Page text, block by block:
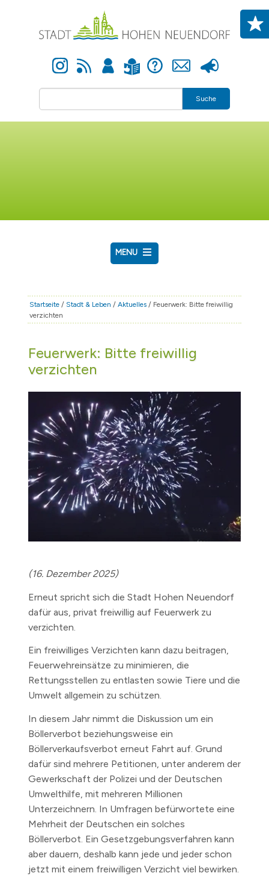
Instagram Newsfeed Anmelden Leichte Sprache Hilfe Kontakt Presse
Suche
MENU
RATHAUS & POLITIK
BÜRGERSERVICE
Startseite /Stadt & Leben /Aktuelles / Feuerwerk: Bitte freiwillig
verzichten
Feuerwerk: Bitte freiwillig
verzichten
(16. Dezember 2025)
Erneut spricht sich die Stadt Hohen Neuendorf
dafür aus, privat freiwillig auf Feuerwerk zu
verzichten.
Ein freiwilliges Verzichten kann dazu beitragen,
Feuerwehreinsätze zu minimieren, die
Rettungsstellen zu entlasten sowie Tiere und die
Umwelt allgemein zu schützen.
In diesem Jahr nimmt die Diskussion um ein
Böllerverbot beziehungsweise ein
Böllerverkaufsverbot erneut Fahrt auf. Grund
dafür sind mehrere Petitionen, unter anderem der
Gewerkschaft der Polizei und der Deutschen
Umwelthilfe, mit mehreren Millionen
Unterzeichnern. In Umfragen befürwortete eine
Mehrheit der Deutschen ein solches
Böllerverbot. Ein Gesetzgebungsverfahren kann
aber dauern, deshalb kann jede und jeder schon
jetzt mit einem freiwilligen Verzicht viel bewirken.